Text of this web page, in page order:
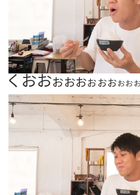
くおおおおおおおおおお